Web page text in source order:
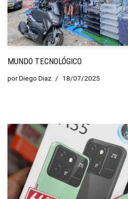
MUNDO TECNOLÓGICO
porDiego Diaz 18/07/2025